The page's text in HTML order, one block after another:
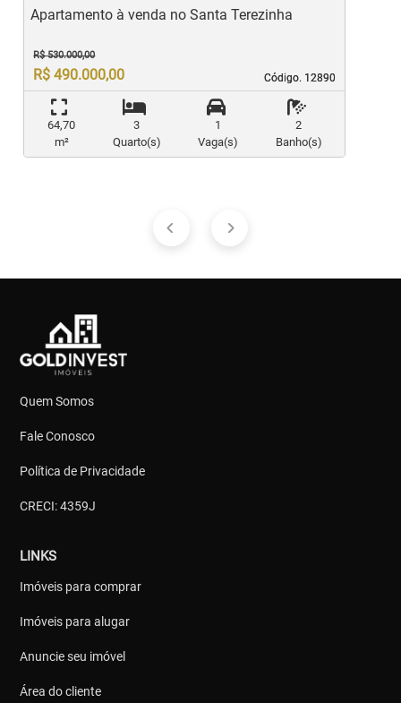
Código. 12890
Código. 12890
Apartamento à venda no Santa Terezinha
R$ 530.000,00
R$ 490.000,00
64,70
m²
3
Quarto(s)
1
Vaga(s)
2
Banho(s)
Quem Somos
Fale Conosco
Política de Privacidade
CRECI: 4359J
LINKS
Imóveis para comprar
Imóveis para alugar
Anuncie seu imóvel
Área do cliente